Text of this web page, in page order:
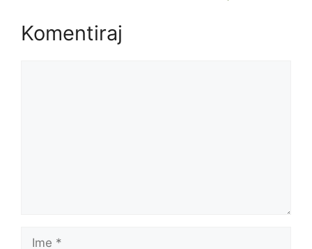
Komentiraj
Ime